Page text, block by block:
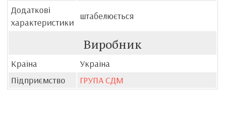
Додаткові
характеристики
штабелюється
Виробник
Країна
Україна
Підприємство
ГРУПА СДМ